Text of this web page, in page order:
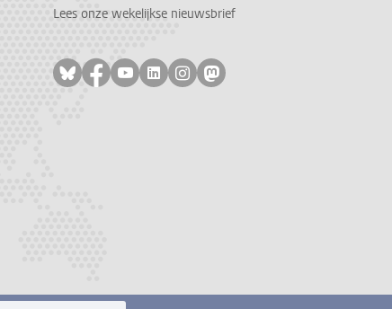
Lees onze wekelijkse nieuwsbrief
Volg ons op bluesky
Volg ons op facebook
Volg ons op youtube
Volg ons op linkedin
Volg ons op instagram
Volg ons op mastodon